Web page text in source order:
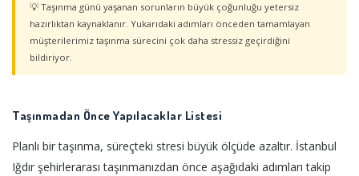
💡 Taşınma günü yaşanan sorunların büyük çoğunluğu yetersiz
hazırlıktan kaynaklanır. Yukarıdaki adımları önceden tamamlayan
müşterilerimiz taşınma sürecini çok daha stressiz geçirdiğini
bildiriyor.
Taşınmadan Önce Yapılacaklar Listesi
Planlı bir taşınma, süreçteki stresi büyük ölçüde azaltır. İstanbul
Iğdır şehirlerarası taşınmanızdan önce aşağıdaki adımları takip